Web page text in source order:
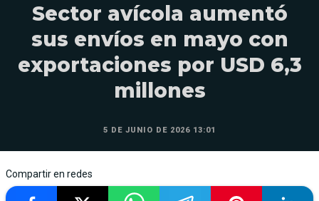
Sector avícola aumentó
sus envíos en mayo con
exportaciones por USD 6,3
millones
5 DE JUNIO DE 2026 13:01
Compartir en redes